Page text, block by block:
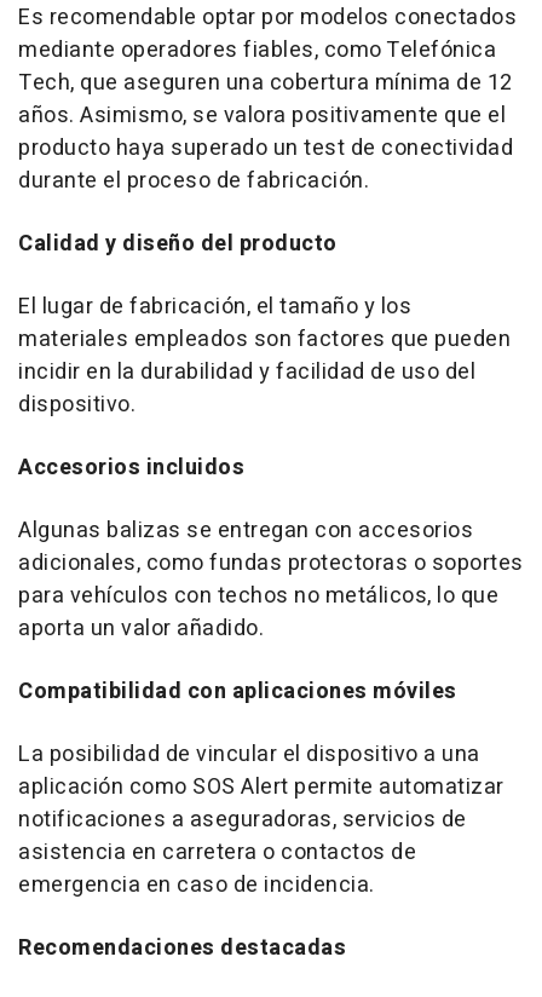
Es recomendable optar por modelos conectados
mediante operadores fiables, como Telefónica
Tech, que aseguren una cobertura mínima de 12
años. Asimismo, se valora positivamente que el
producto haya superado un test de conectividad
durante el proceso de fabricación.
Calidad y diseño del producto
El lugar de fabricación, el tamaño y los
materiales empleados son factores que pueden
incidir en la durabilidad y facilidad de uso del
dispositivo.
Accesorios incluidos
Algunas balizas se entregan con accesorios
adicionales, como fundas protectoras o soportes
para vehículos con techos no metálicos, lo que
aporta un valor añadido.
Compatibilidad con aplicaciones móviles
La posibilidad de vincular el dispositivo a una
aplicación como SOS Alert permite automatizar
notificaciones a aseguradoras, servicios de
asistencia en carretera o contactos de
emergencia en caso de incidencia.
Recomendaciones destacadas